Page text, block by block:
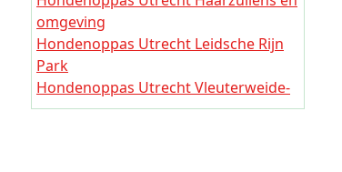
Meern
omgeving
Hondenoppas Utrecht Leidsche Rijn
Park
Hondenoppas Utrecht Vleuterweide-
West